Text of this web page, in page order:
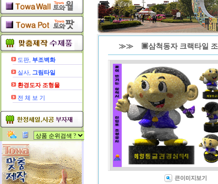
-토와, 첫구매시 배
수수료 전액면제 (
[안내]신용카드 결
도판, 부조벽화
실사, 그림타일
환경도자조형물
전 체 보 기
≫≫ ▣삼척동자 크랙타일 조